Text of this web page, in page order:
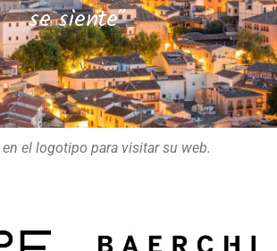
se siente"
el logotipo para visitar su web.